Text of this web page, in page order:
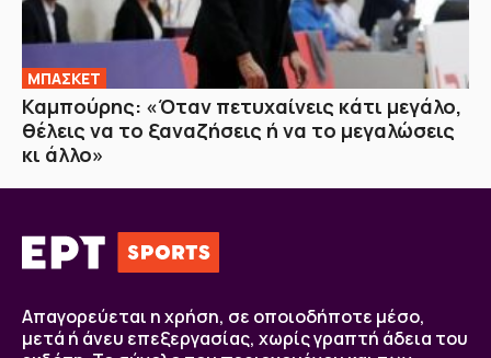
ΜΠΑΣΚΕΤ
Καμπούρης: «Όταν πετυχαίνεις κάτι μεγάλο,
θέλεις να το ξαναζήσεις ή να το μεγαλώσεις
κι άλλο»
Απαγορεύεται η χρήση, σε οποιοδήποτε μέσο,
μετά ή άνευ επεξεργασίας, χωρίς γραπτή άδεια του